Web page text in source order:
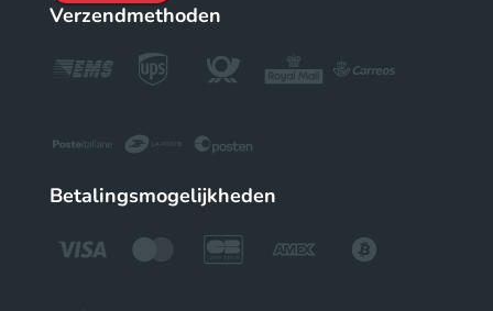
Verzendmethoden
Betalingsmogelijkheden